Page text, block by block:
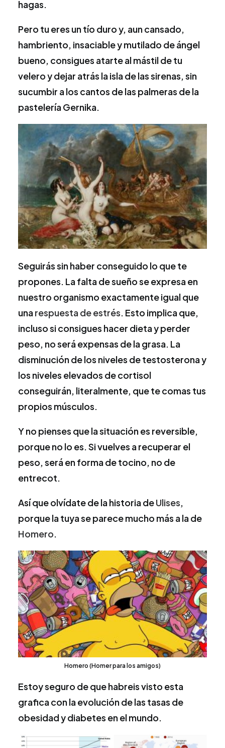
hagas.
Pero tu eres un tío duro y, aun cansado,
hambriento, insaciable y mutilado de ángel
bueno, consigues atarte al mástil de tu
velero y dejar atrás la isla de las sirenas, sin
sucumbir a los cantos de las palmeras de la
pastelería Gernika.
Seguirás sin haber conseguido lo que te
propones. La falta de sueño se expresa en
nuestro organismo exactamente igual que
unarespuesta de estrés. Esto implica que,
incluso si consigues hacer dieta y perder
peso, no será expensas de la grasa. La
disminución de los niveles de testosterona y
los niveles elevados de cortisol
conseguirán, literalmente, que te comas tus
propios músculos.
Y no pienses que la situación es reversible,
porque no lo es. Si vuelves a recuperar el
peso, será en forma de tocino, no de
entrecot.
Así que olvídate de la historia deUlises,
porque la tuya se parece mucho más a la de
Homero.
Homero (Homer para los amigos)
Estoy seguro de que habreis visto esta
grafica con la evolución de las tasas de
obesidad y diabetes en el mundo.